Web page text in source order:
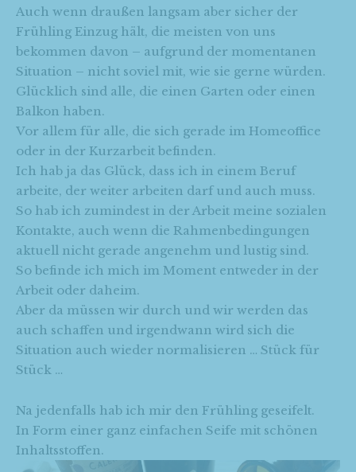
Auch wenn draußen langsam aber sicher der
Frühling Einzug hält, die meisten von uns
bekommen davon – aufgrund der momentanen
Situation – nicht soviel mit, wie sie gerne würden.
Glücklich sind alle, die einen Garten oder einen
Balkon haben.
Vor allem für alle, die sich gerade im Homeoffice
oder in der Kurzarbeit befinden.
Ich hab ja das Glück, dass ich in einem Beruf
arbeite, der weiter arbeiten darf und auch muss.
So hab ich zumindest in der Arbeit meine sozialen
Kontakte, auch wenn die Rahmenbedingungen
aktuell nicht gerade angenehm und lustig sind.
So befinde ich mich im Moment entweder in der
Arbeit oder daheim.
Aber da müssen wir durch und wir werden das
auch schaffen und irgendwann wird sich die
Situation auch wieder normalisieren … Stück für
Stück …
Na jedenfalls hab ich mir den Frühling geseifelt.
In Form einer ganz einfachen Seife mit schönen
Inhaltsstoffen.